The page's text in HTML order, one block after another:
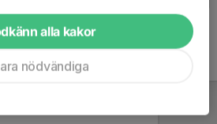
alla kakor
nödvändiga